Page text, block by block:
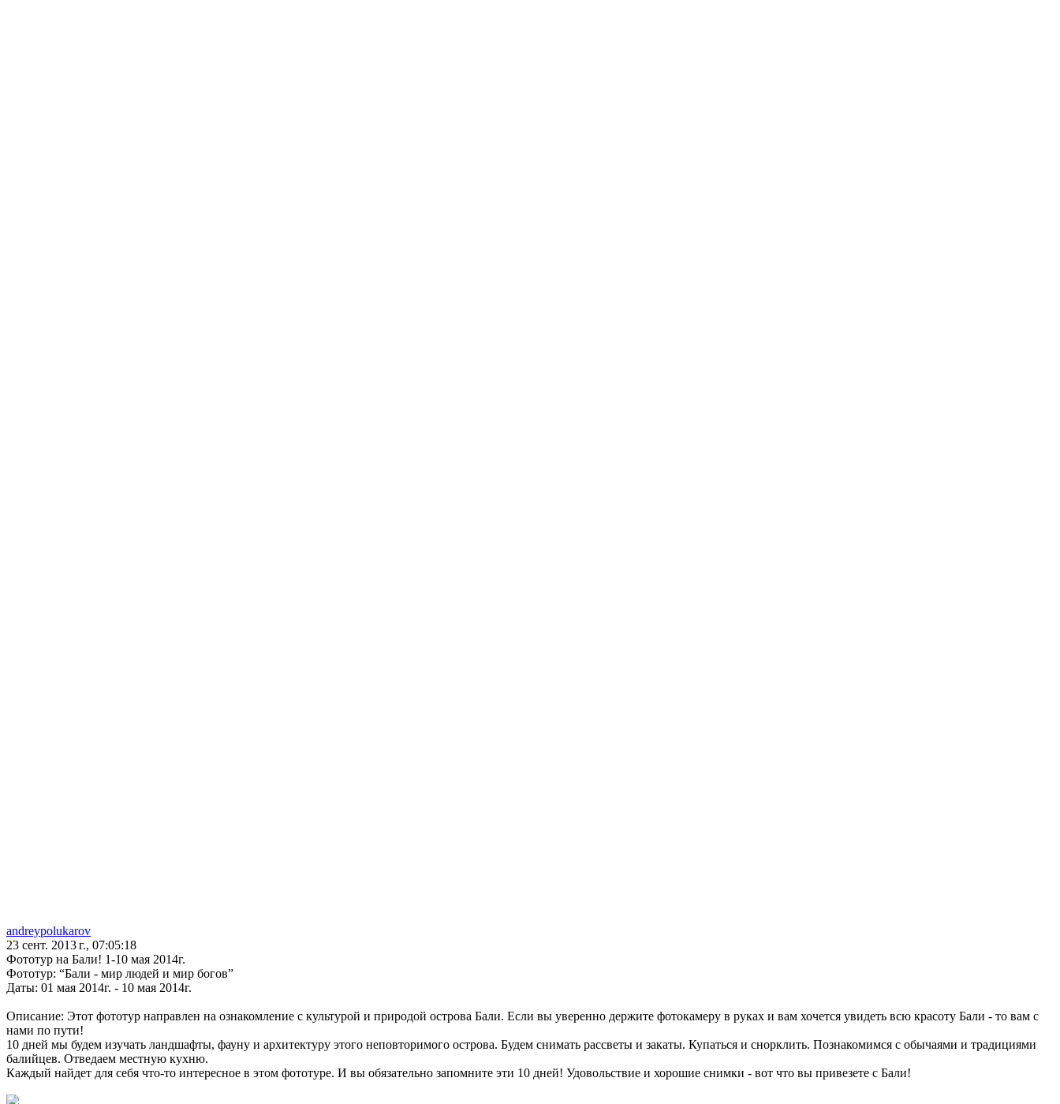
andreypolukarov
23 сент. 2013 г., 07:05:18
Фототур на Бали! 1-10 мая 2014г.
Фототур: “Бали - мир людей и мир богов”
Даты: 01 мая 2014г. - 10 мая 2014г.
Описание: Этот фототур направлен на ознакомление с культурой и природой острова Бали. Если вы уверенно держите фотокамеру в руках и вам хочется увидеть всю красоту Бали - то вам с
нами по пути!
10 дней мы будем изучать ландшафты, фауну и архитектуру этого неповторимого острова. Будем снимать рассветы и закаты. Купаться и снорклить. Познакомимся с обычаями и традициями
балийцев. Отведаем местную кухню.
Каждый найдет для себя что-то интересное в этом фототуре. И вы обязательно запомните эти 10 дней! Удовольствие и хорошие снимки - вот что вы привезете с Бали!